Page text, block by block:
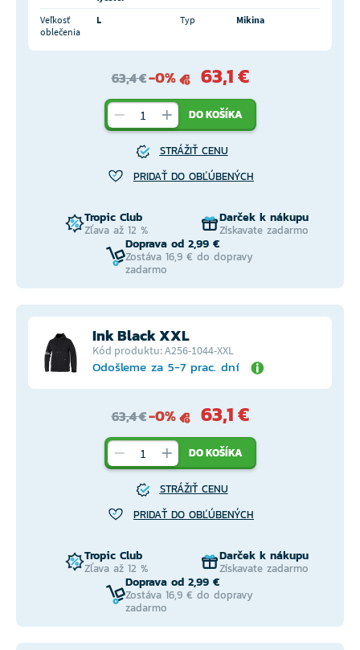
Veľkosť
oblečenia
L Typ Mikina
63,4 €-0% 63,1 €
DO KOŠÍKA
STRÁŽIŤ CENU
PRIDAŤ DO OBĽÚBENÝCH
Tropic Club
Zľava až 12 %
Darček k nákupu
Získavate zadarmo
Doprava od 2,99 €
Zostáva 16,9 € do dopravy
zadarmo
Ink Black XXL
Kód produktu: A256-1044-XXL
Odošleme za 5-7 prac. dní
63,4 €-0% 63,1 €
DO KOŠÍKA
STRÁŽIŤ CENU
PRIDAŤ DO OBĽÚBENÝCH
Tropic Club
Zľava až 12 %
Darček k nákupu
Získavate zadarmo
Doprava od 2,99 €
Zostáva 16,9 € do dopravy
zadarmo